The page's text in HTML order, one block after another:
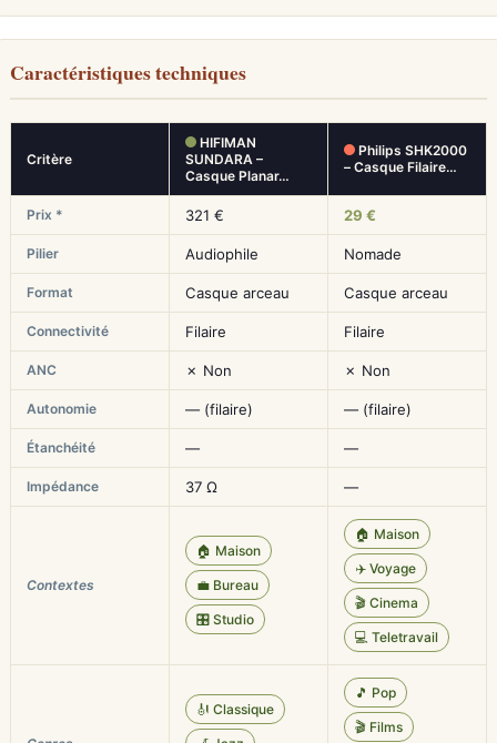
Caractéristiques techniques
Critère
HIFIMAN
SUNDARA –
Casque Planar…
Philips SHK2000
– Casque Filaire…
Prix * 321 € 29 €
Pilier Audiophile Nomade
Format Casque arceau Casque arceau
Connectivité Filaire Filaire
ANC ✗ Non ✗ Non
Autonomie — (filaire) — (filaire)
Étanchéité — —
Impédance 37 Ω —
Contextes
🏠 Maison
💼 Bureau
🎛️ Studio
🏠 Maison
✈️ Voyage
🎬 Cinema
💻 Teletravail
🎻 Classique
🎵 Pop
🎬 Films